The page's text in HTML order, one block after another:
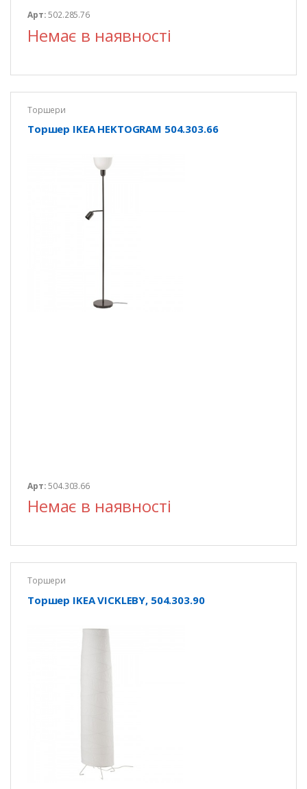
Арт:502.285.76
Немає в наявності
Торшери
Торшер IKEA HEKTOGRAM 504.303.66
Арт:504.303.66
Немає в наявності
Торшери
Торшер IKEA VICKLEBY, 504.303.90